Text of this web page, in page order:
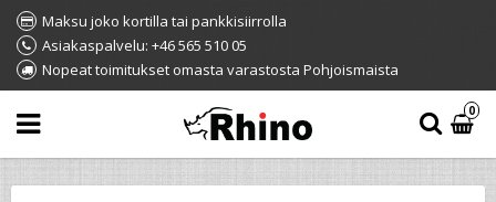
Maksu joko kortilla tai pankkisiirrolla
Asiakaspalvelu: +46 565 510 05
Nopeat toimitukset omasta varastosta Pohjoismaista
0